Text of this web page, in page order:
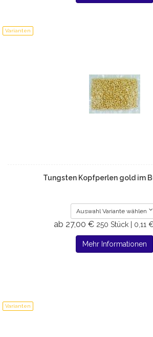
Varianten
Tungsten Kopfperlen gold im
Auswahl Variante wählen
ab 27,00 € 250 Stück | 0,11
Mehr Informationen
Varianten